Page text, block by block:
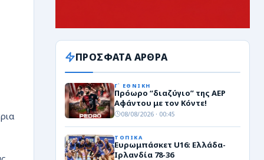
ΠΡΟΣΦΑΤΑ ΑΡΘΡΑ
Γ΄ ΕΘΝΙΚΗ
Πρόωρο “διαζύγιο” της ΑΕΡ
Αφάντου με τον Κόντε!
08/08/2026 · 00:45
ΤΟΠΙΚΑ
Ευρωμπάσκετ U16: Ελλάδα-
Ιρλανδία 78-36